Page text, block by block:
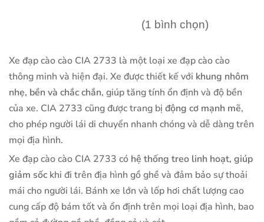
(1 bình chọn)
Xe đạp cào cào CIA 2733 là một loại xe đạp cào cào
thông minh và hiện đại. Xe được thiết kế với khung nhôm
nhẹ, bền và chắc chắn, giúp tăng tính ổn định và độ bền
của xe. CIA 2733 cũng được trang bị động cơ mạnh mẽ,
cho phép người lái di chuyển nhanh chóng và dễ dàng trên
mọi địa hình.
Xe đạp cào cào CIA 2733 có hệ thống treo linh hoạt, giúp
giảm sốc khi đi trên địa hình gồ ghề và đảm bảo sự thoải
mái cho người lái. Bánh xe lớn và lốp hơi chất lượng cao
cung cấp độ bám tốt và ổn định trên mọi loại địa hình, bao